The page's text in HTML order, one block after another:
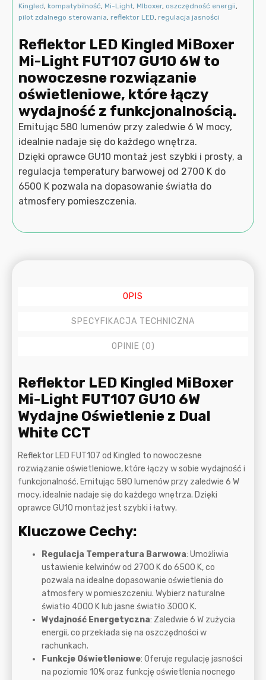
Kingled, kompatybilność, Mi-Light, MIboxer, oszczędność energii,
pilot zdalnego sterowania, reflektor LED, regulacja jasności
Reflektor LED Kingled MiBoxer
Mi-Light FUT107 GU10 6W to
nowoczesne rozwiązanie
oświetleniowe, które łączy
wydajność z funkcjonalnością.
Emitując 580 lumenów przy zaledwie 6 W mocy,
idealnie nadaje się do każdego wnętrza.
Dzięki oprawce GU10 montaż jest szybki i prosty, a
regulacja temperatury barwowej od 2700 K do
6500 K pozwala na dopasowanie światła do
atmosfery pomieszczenia.
OPIS
SPECYFIKACJA TECHNICZNA
OPINIE (0)
Reflektor LED Kingled MiBoxer
Mi-Light FUT107 GU10 6W
Wydajne Oświetlenie z Dual
White CCT
Reflektor LED FUT107 od Kingled to nowoczesne
rozwiązanie oświetleniowe, które łączy w sobie wydajność i
funkcjonalność. Emitując 580 lumenów przy zaledwie 6 W
mocy, idealnie nadaje się do każdego wnętrza. Dzięki
oprawce GU10 montaż jest szybki i łatwy.
Kluczowe Cechy:
Regulacja Temperatura Barwowa: Umożliwia
ustawienie kelwinów od 2700 K do 6500 K, co
pozwala na idealne dopasowanie oświetlenia do
atmosfery w pomieszczeniu. Wybierz naturalne
światło 4000 K lub jasne światło 3000 K.
Wydajność Energetyczna: Zaledwie 6 W zużycia
energii, co przekłada się na oszczędności w
rachunkach.
Funkcje Oświetleniowe: Oferuje regulację jasności
na poziomie 10% oraz funkcję oświetlenia nocnego